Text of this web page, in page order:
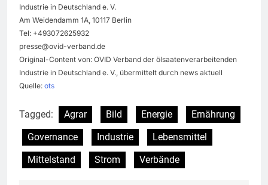
Industrie in Deutschland e. V.
Am Weidendamm 1A, 10117 Berlin
Tel: +493072625932
presse@ovid-verband.de
Original-Content von: OVID Verband der ölsaatenverarbeitenden
Industrie in Deutschland e. V., übermittelt durch news aktuell
Quelle: ots
Tagged: Agrar Bild Energie
Ernährung
Governance
Industrie
Lebensmittel
Mittelstand
Strom Verbände